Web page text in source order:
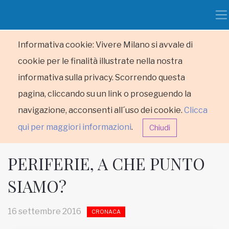
Informativa cookie: Vivere Milano si avvale di
cookie per le finalità illustrate nella nostra
informativa sulla privacy. Scorrendo questa
pagina, cliccando su un link o proseguendo la
navigazione, acconsenti all´uso dei cookie. Clicca
qui per maggiori informazioni. Chiudi
HOME
PERIFERIE, A CHE PUNTO
SIAMO?
16 settembre 2016 CRONACA